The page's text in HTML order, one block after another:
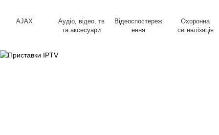
AJAX
Аудіо, відео, тв
та аксесуари
Відеоспостереж
ення
Охоронна
сигналізація